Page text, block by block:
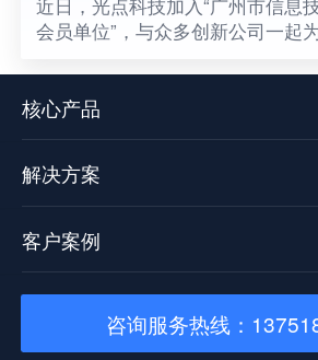
近日，光点科技加入“广州市信息
会员单位”，与众多创新公司一起
台技术发展迈向了新阶段。
核心产品
解决方案
客户案例
咨询服务热线：